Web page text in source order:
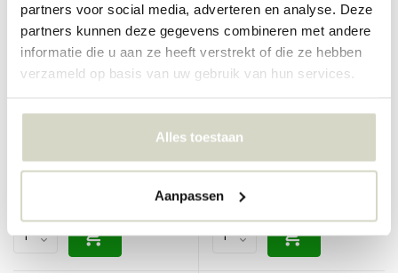
partners voor social media, adverteren en analyse. Deze
partners kunnen deze gegevens combineren met andere
informatie die u aan ze heeft verstrekt of die ze hebben
verzameld op basis van uw gebruik van hun services.
Alles toestaan
Aanpassen
Inkl. mva Inkl. mva
• På lager